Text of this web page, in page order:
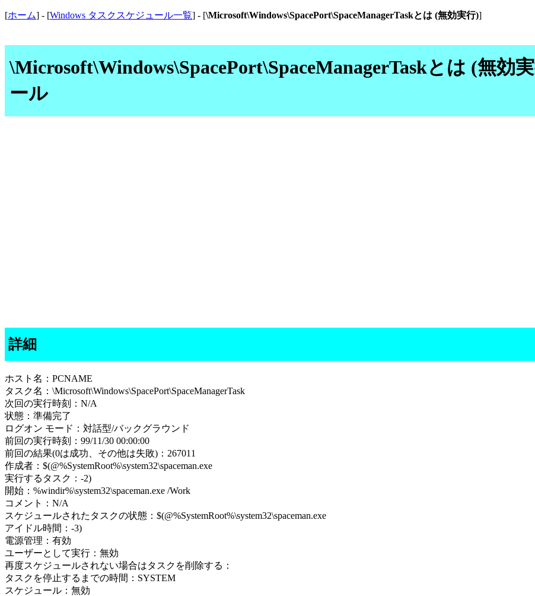
[ホーム] - [Windows タスクスケジュール一覧] - [\Microsoft\Windows\SpacePort\SpaceManagerTaskとは (無効実行)]
\Microsoft\Windows\SpacePort\SpaceManagerTaskとは (無効
ール
詳細
ホスト名：PCNAME
タスク名：\Microsoft\Windows\SpacePort\SpaceManagerTask
次回の実行時刻：N/A
状態：準備完了
ログオン モード：対話型/バックグラウンド
前回の実行時刻：99/11/30 00:00:00
前回の結果(0は成功、その他は失敗)：267011
作成者：$(@%SystemRoot%\system32\spaceman.exe
実行するタスク：-2)
開始：%windir%\system32\spaceman.exe /Work
コメント：N/A
スケジュールされたタスクの状態：$(@%SystemRoot%\system32\spaceman.exe
アイドル時間：-3)
電源管理：有効
ユーザーとして実行：無効
再度スケジュールされない場合はタスクを削除する：
タスクを停止するまでの時間：SYSTEM
スケジュール：無効